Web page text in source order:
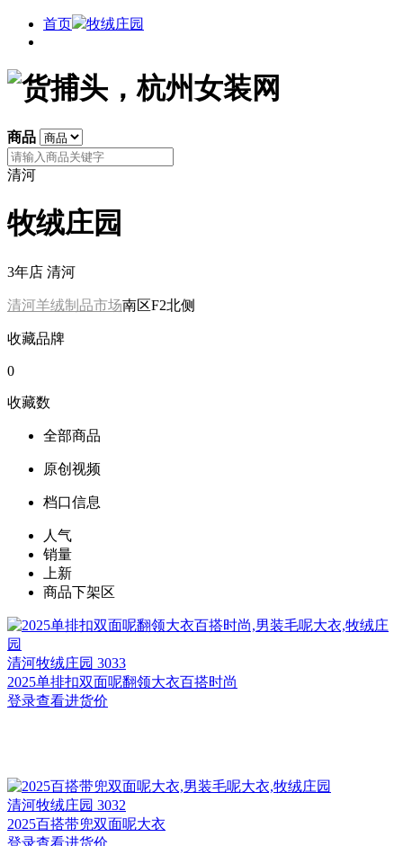
首页 牧绒庄园
商品
清河
牧绒庄园
3年店 清河
清河羊绒制品市场南区F2北侧
收藏品牌
0
收藏数
全部商品
原创视频
档口信息
人气
销量
上新
商品下架区
清河牧绒庄园 3033
2025单排扣双面呢翻领大衣百搭时尚
登录查看进货价
清河牧绒庄园 3032
2025百搭带兜双面呢大衣
登录查看进货价